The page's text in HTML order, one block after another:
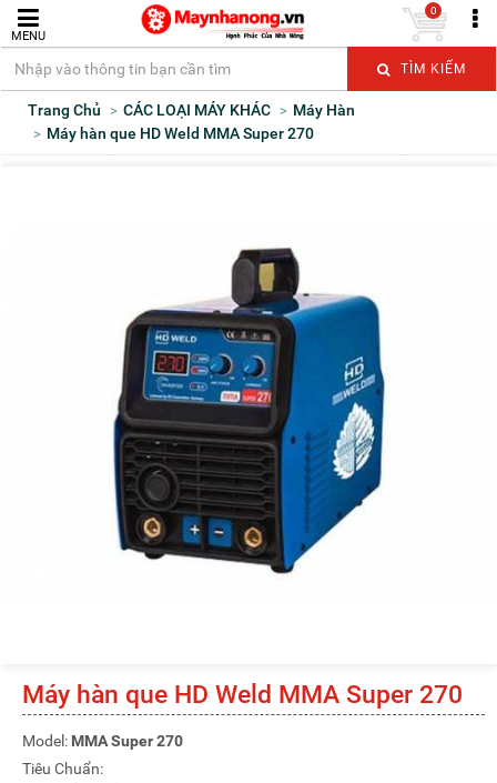
MENU
TÌM KIẾM
0
Trang Chủ CÁC LOẠI MÁY KHÁC
Máy Hàn
Máy hàn que HD Weld MMA Super 270
Máy hàn que HD Weld MMA Super 270
Model: MMA Super 270
Tiêu Chuẩn: